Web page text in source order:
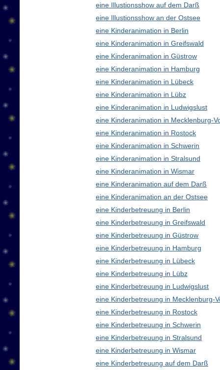
eine Illustionsshow auf dem Darß
eine Illustionsshow an der Ostsee
eine Kinderanimation in Berlin
eine Kinderanimation in Greifswald
eine Kinderanimation in Güstrow
eine Kinderanimation in Hamburg
eine Kinderanimation in Lübeck
eine Kinderanimation in Lübz
eine Kinderanimation in Ludwigslust
eine Kinderanimation in Mecklenburg-
eine Kinderanimation in Rostock
eine Kinderanimation in Schwerin
eine Kinderanimation in Stralsund
eine Kinderanimation in Wismar
eine Kinderanimation auf dem Darß
eine Kinderanimation an der Ostsee
eine Kinderbetreuung in Berlin
eine Kinderbetreuung in Greifswald
eine Kinderbetreuung in Güstrow
eine Kinderbetreuung in Hamburg
eine Kinderbetreuung in Lübeck
eine Kinderbetreuung in Lübz
eine Kinderbetreuung in Ludwigslust
eine Kinderbetreuung in Mecklenburg-
eine Kinderbetreuung in Rostock
eine Kinderbetreuung in Schwerin
eine Kinderbetreuung in Stralsund
eine Kinderbetreuung in Wismar
eine Kinderbetreuung auf dem Darß